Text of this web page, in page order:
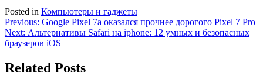
Posted in Компьютеры и гаджеты
Навигация
по
Previous: Google Pixel 7a оказался прочнее дорогого Pixel 7 Pro
Next: Альтернативы Safari на iphone: 12 умных и безопасных
браузеров iOS
Related Posts